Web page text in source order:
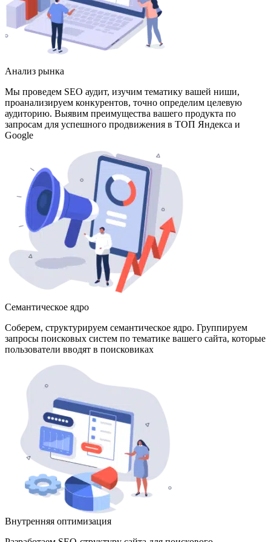
Анализ рынка
Мы проведем SEO аудит, изучим тематику вашей ниши,
проанализируем конкурентов, точно определим целевую
аудиторию. Выявим преимущества вашего продукта по
запросам для успешного продвижения в ТОП Яндекса и
Google
Семантическое ядро
Соберем, структурируем семантическое ядро. Группируем
запросы поисковых систем по тематике вашего сайта, которые
пользователи вводят в поисковиках
Внутренняя оптимизация